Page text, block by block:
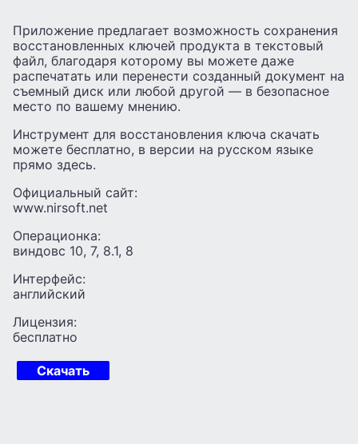
Приложение предлагает возможность сохранения
восстановленных ключей продукта в текстовый
файл, благодаря которому вы можете даже
распечатать или перенести созданный документ на
съемный диск или любой другой — в безопасное
место по вашему мнению.
Инструмент для восстановления ключа скачать
можете бесплатно, в версии на русском языке
прямо здесь.
Официальный сайт:
www.nirsoft.net
Операционка:
виндовс 10, 7, 8.1, 8
Интерфейс:
английский
Лицензия:
бесплатно
Скачать